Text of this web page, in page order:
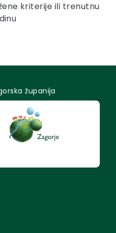
kriterije ili trenutnu
županija